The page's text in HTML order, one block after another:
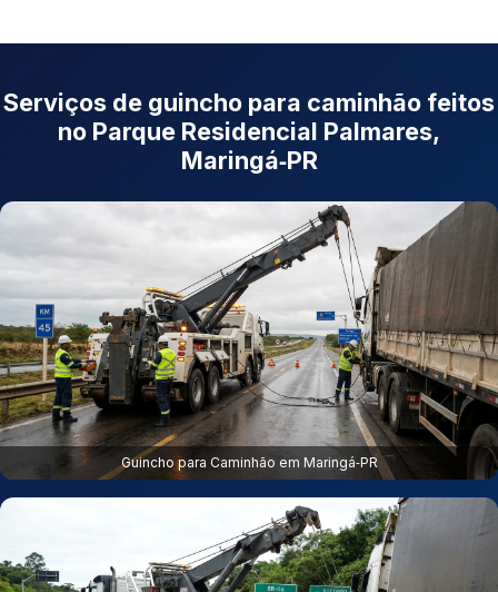
Serviços de guincho para caminhão feitos
no Parque Residencial Palmares,
Maringá‑PR
Guincho para Caminhão em Maringá‑PR